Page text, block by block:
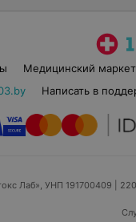
Медицинский
Написать в
Лаб», УНП 191700409 |